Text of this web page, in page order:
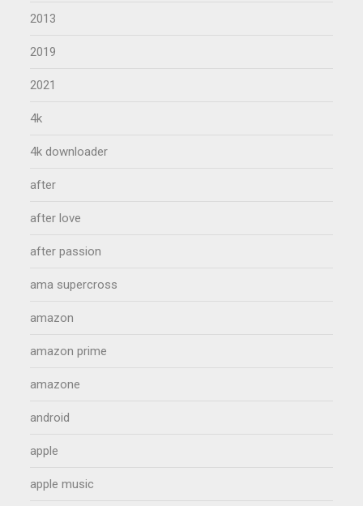
2013
2019
2021
4k
4k downloader
after
after love
after passion
ama supercross
amazon
amazon prime
amazone
android
apple
apple music